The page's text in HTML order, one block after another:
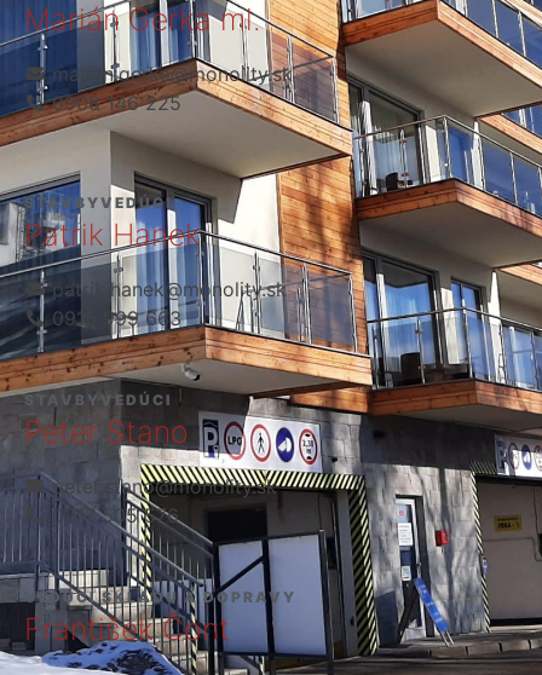
Marián Gerka ml.
marian.gerka@monolity.sk
0908 146 225
STAVBYVEDÚCI
Patrik Hanek
patrik.hanek@monolity.sk
0915 999 663
STAVBYVEDÚCI
Peter Stano
peter.stano@monolity.sk
0917 505 576
VEDÚCI SKLADU A DOPRAVY
František Čont